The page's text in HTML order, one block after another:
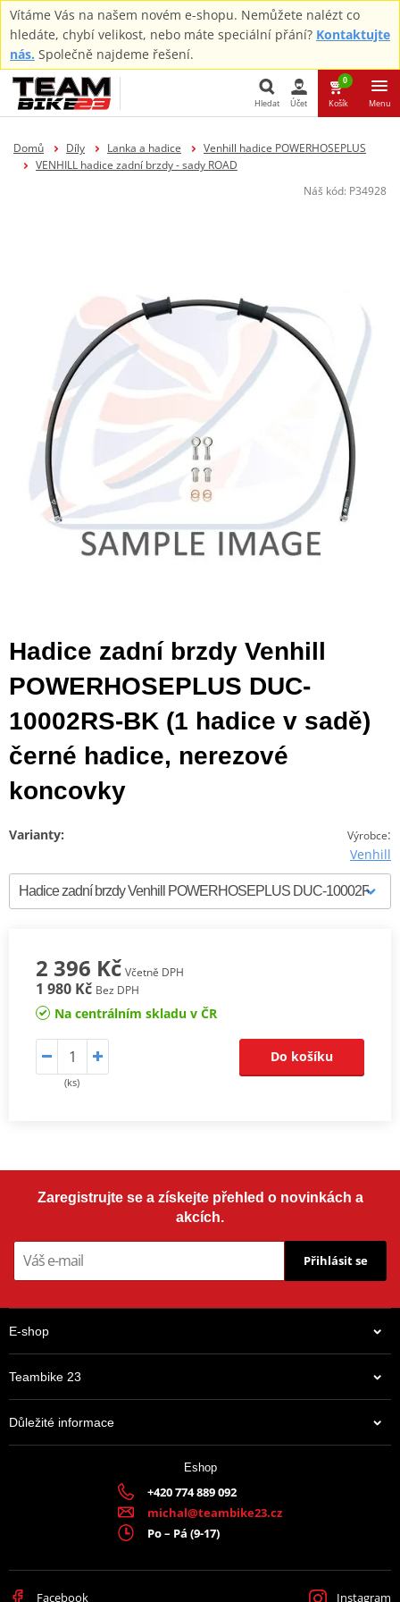
Vítáme Vás na našem novém e-shopu. Nemůžete nalézt co
hledáte, chybí velikost, nebo máte speciální přání? Kontaktujte
nás. Společně najdeme řešení.
Hledat
Hledat Účet
0
Košík Menu
Domů Díly Lanka a hadice
Venhill hadice POWERHOSEPLUS
VENHILL hadice zadní brzdy - sady ROAD
Náš kód: P34928
Hadice zadní brzdy Venhill
POWERHOSEPLUS DUC-
10002RS-BK (1 hadice v sadě)
černé hadice, nerezové
koncovky
Výrobce:
Venhill
Varianty:
2 396 Kč Včetně DPH
1 980 Kč Bez DPH
Na centrálním skladu v ČR
(ks)
Do košíku
Zaregistrujte se a získejte přehled o novinkách a
akcích.
Přihlásit se
E-shop
Teambike 23
Důležité informace
Eshop
+420 774 889 092
michal@teambike23.cz
Po – Pá (9-17)
Facebook Instagram